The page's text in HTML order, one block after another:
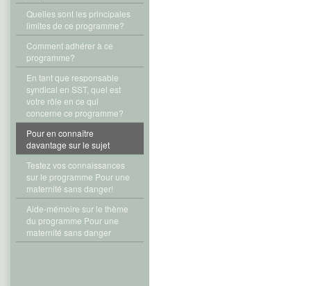
Quelles sont les principales
limites de ce programme?
Comment adhérer à ce
programme?
En tant que responsable
syndical en SST, quel est
votre rôle en ce qui
concerne ce programme?
Pour en connaître
davantage sur le sujet
Testez vos connaissances
sur le programme Pour une
maternité sans danger!
Aide-mémoire sur le thème
du programme Pour une
maternité sans danger